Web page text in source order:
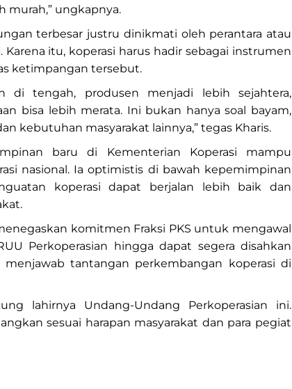
murah,” ungkapnya.
terbesar justru dinikmati oleh perantara atau
itu, koperasi harus hadir sebagai instrumen
ketimpangan tersebut.
di tengah, produsen menjadi lebih sejahtera,
bisa lebih merata. Ini bukan hanya soal bayam,
kebutuhan masyarakat lainnya,” tegas Kharis.
baru di Kementerian Koperasi mampu
nasional. Ia optimistis di bawah kepemimpinan
koperasi dapat berjalan lebih baik dan
komitmen Fraksi PKS untuk mengawal
Perkoperasian hingga dapat segera disahkan
tantangan perkembangan koperasi di
lahirnya Undang-Undang Perkoperasian ini.
sesuai harapan masyarakat dan para pegiat